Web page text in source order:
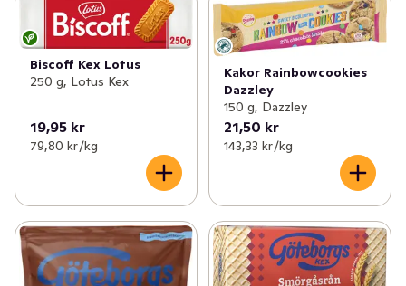
Biscoff Kex Lotus
250 g, Lotus Kex
19,95 kr
79,80 kr /kg
Kakor Rainbowcookies
Dazzley
150 g, Dazzley
21,50 kr
143,33 kr /kg